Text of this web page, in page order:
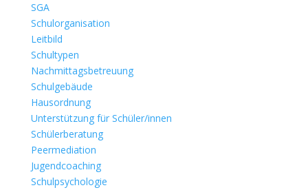
SGA
Schulorganisation
Leitbild
Schultypen
Nachmittagsbetreuung
Schulgebäude
Hausordnung
Unterstützung für Schüler/innen
Schülerberatung
Peermediation
Jugendcoaching
Schulpsychologie